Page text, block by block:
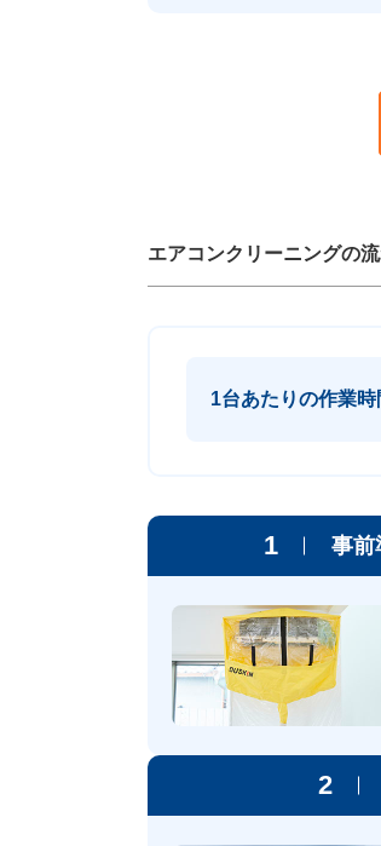
エアコンクリーニングの
1台あたりの作業時
1 事前
2